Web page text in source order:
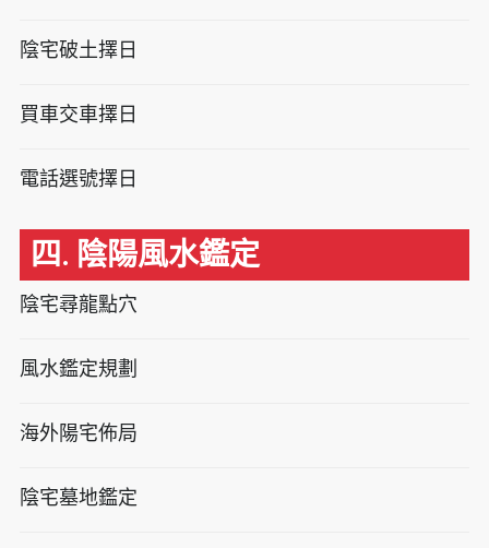
陰宅破土擇日
買車交車擇日
電話選號擇日
四. 陰陽風水鑑定
陰宅尋龍點穴
風水鑑定規劃
海外陽宅佈局
陰宅墓地鑑定